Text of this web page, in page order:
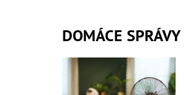
DOMÁCE SPRÁVY